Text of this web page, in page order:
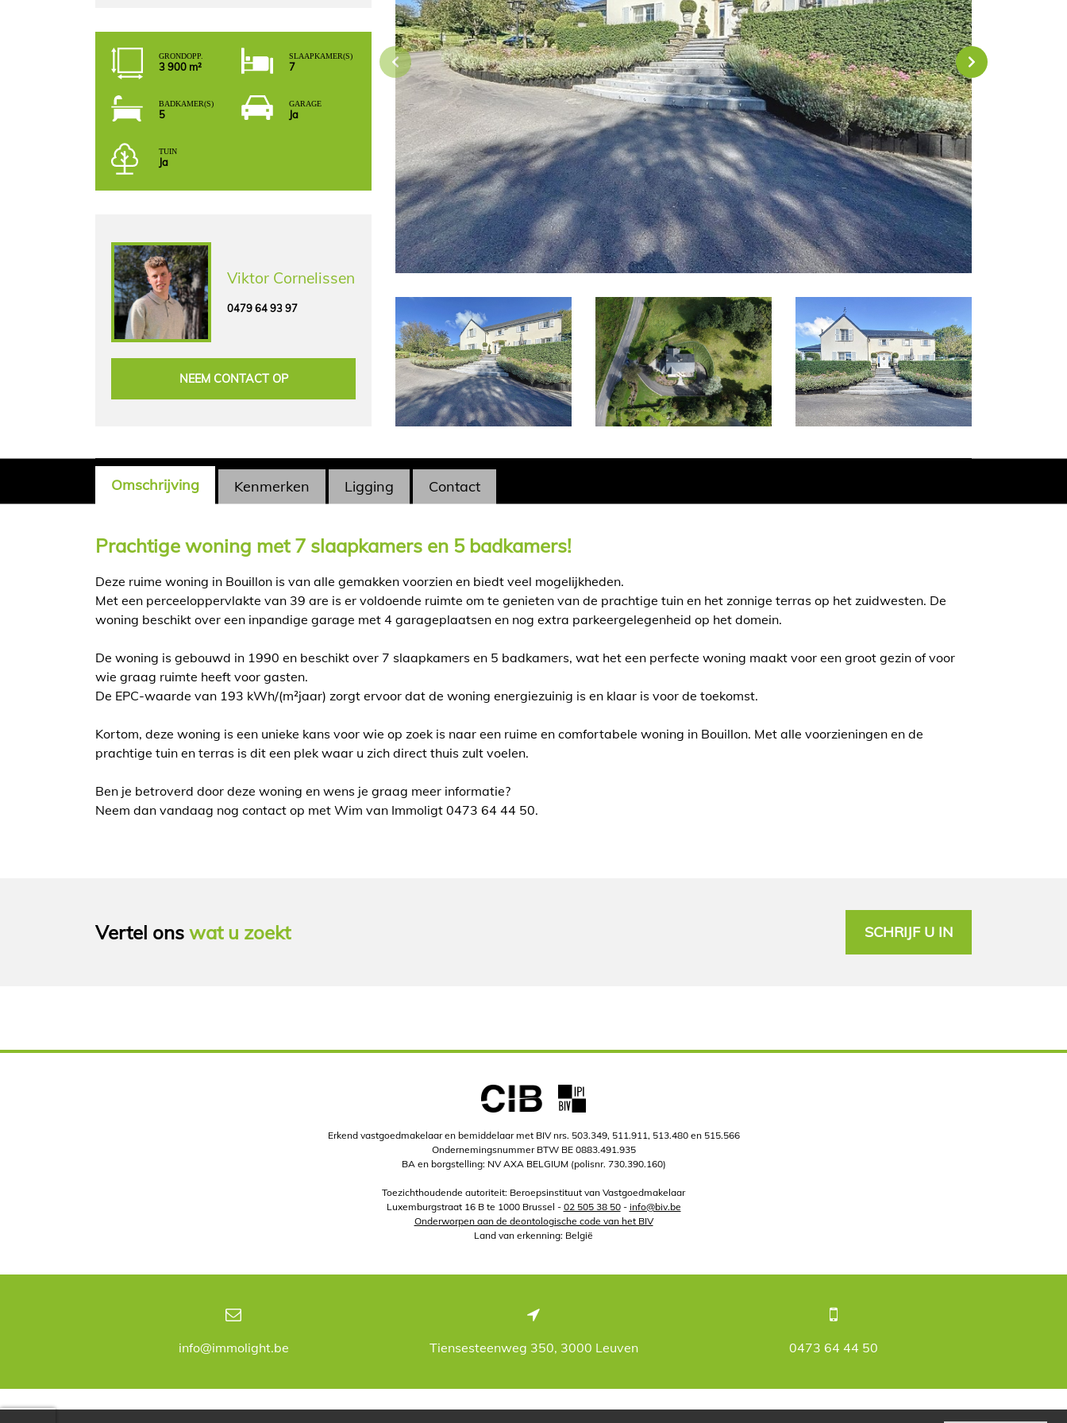
GROND OPP.
3 900 m²
SLAAPKAMER(S)
7
BADKAMER(S)
5
GARAGE
Ja
TUIN
Ja
Viktor Cornelissen
0479 64 93 97
NEEM CONTACT OP
Omschrijving Kenmerken Ligging Contact
Omschrijving
Prachtige woning met 7 slaapkamers en 5 badkamers!
Deze ruime woning in Bouillon is van alle gemakken voorzien en biedt veel mogelijkheden.
Met een perceeloppervlakte van 39 are is er voldoende ruimte om te genieten van de prachtige tuin en het zonnige terras op het zuidwesten. De
woning beschikt over een inpandige garage met 4 garageplaatsen en nog extra parkeergelegenheid op het domein.
De woning is gebouwd in 1990 en beschikt over 7 slaapkamers en 5 badkamers, wat het een perfecte woning maakt voor een groot gezin of voor
wie graag ruimte heeft voor gasten.
De EPC-waarde van 193 kWh/(m²jaar) zorgt ervoor dat de woning energiezuinig is en klaar is voor de toekomst.
Kortom, deze woning is een unieke kans voor wie op zoek is naar een ruime en comfortabele woning in Bouillon. Met alle voorzieningen en de
prachtige tuin en terras is dit een plek waar u zich direct thuis zult voelen.
Ben je betroverd door deze woning en wens je graag meer informatie?
Neem dan vandaag nog contact op met Wim van Immoligt 0473 64 44 50.
Vertel ons wat u zoekt SCHRIJF U IN
Erkend vastgoedmakelaar en bemiddelaar met BIV nrs. 503.349, 511.911, 513.480 en 515.566
Ondernemingsnummer BTW BE 0883.491.935
BA en borgstelling: NV AXA BELGIUM (polisnr. 730.390.160)
Toezichthoudende autoriteit: Beroepsinstituut van Vastgoedmakelaar
Luxemburgstraat 16 B te 1000 Brussel - 02 505 38 50- info@biv.be
Onderworpen aan de deontologische code van het BIV
Land van erkenning: België
info@immolight.be Tiensesteenweg 350, 3000 Leuven 0473 64 44 50